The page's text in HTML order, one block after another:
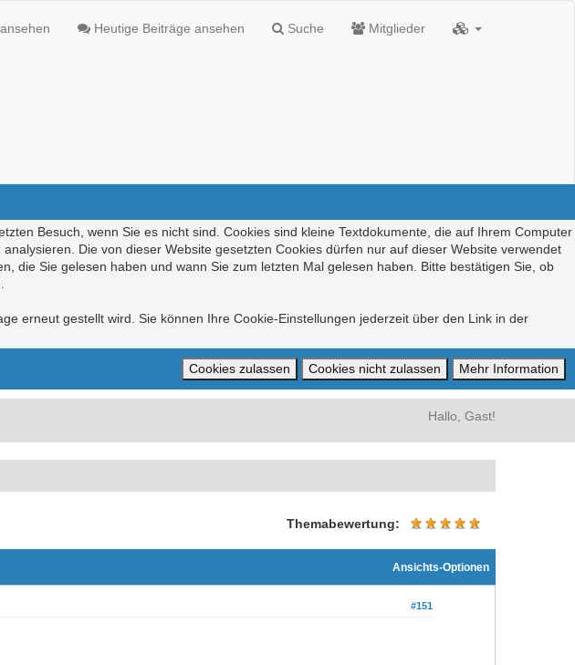
Heutige Beiträge ansehen Suche Mitglieder
Besuch, wenn Sie es nicht sind. Cookies sind kleine Textdokumente, die auf Ihrem Computer
Die von dieser Website gesetzten Cookies dürfen nur auf dieser Website verwendet
die Sie gelesen haben und wann Sie zum letzten Mal gelesen haben. Bitte bestätigen Sie, ob
erneut gestellt wird. Sie können Ihre Cookie-Einstellungen jederzeit über den Link in der
Hallo, Gast!
Themabewertung:
Ansichts-Optionen
#151